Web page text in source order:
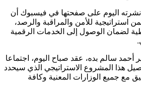
نشرته اليوم على صفحتها في فيسبوك أن
استراتيجية للأمن والمراقبة والرصد،
لضمان الوصول إلى الخدمات الرقمية
أحمد سالم بده، عقد صباح اليوم، اجتماعا
هذا المشروع الاستراتيجي الذي سيحدد
مع جميع الوزارات المعنية وكافة